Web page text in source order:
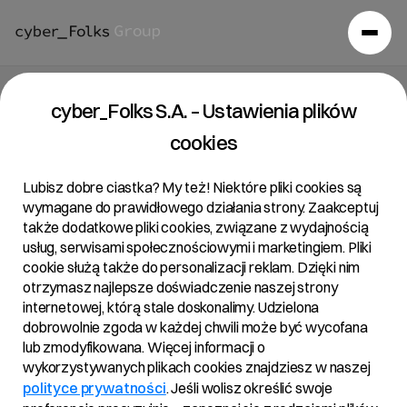
Raport bieżący 12/2026
Temat:
Uchwały podjęte przez Zwyczajne Walne
Zgromadzenie cyber_Folks S.A. w dniu 18 maja 2026
roku
Podstawa prawna:
Art. 56 ust. 1 pkt 2 Ustawy o ofercie – informacje
cyber_Folks S.A. – Ustawienia plików
cookies
Lubisz dobre ciastka? My też! Niektóre pliki cookies są
wymagane do prawidłowego działania strony. Zaakceptuj
także dodatkowe pliki cookies, związane z wydajnością
usług, serwisami społecznościowymi i marketingiem. Pliki
cookie służą także do personalizacji reklam. Dzięki nim
otrzymasz najlepsze doświadczenie naszej strony
internetowej, którą stale doskonalimy. Udzielona
dobrowolnie zgoda w każdej chwili może być wycofana
lub zmodyfikowana. Więcej informacji o
wykorzystywanych plikach cookies znajdziesz w naszej
polityce prywatności. Jeśli wolisz określić swoje